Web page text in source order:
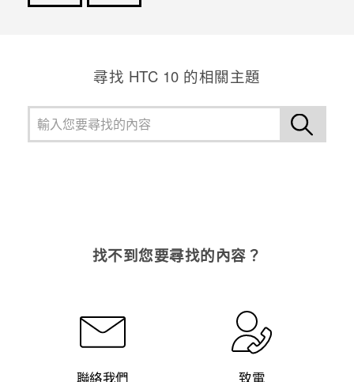
尋找 HTC 10 的相關主題
找不到您要尋找的內容？
聯絡我們 致電